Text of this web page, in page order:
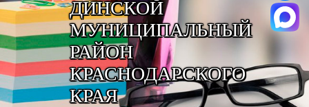
ДИНСКОЙ
МУНИЦИПАЛЬНЫЙ
РАЙОН
КРАСНОДАРСКОГО
КРАЯ